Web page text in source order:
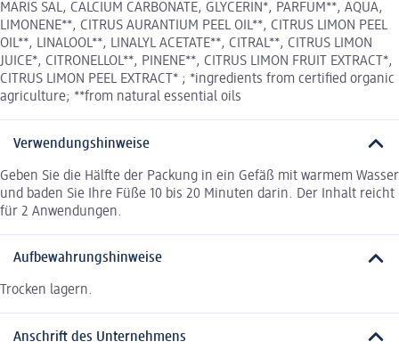
MARIS SAL, CALCIUM CARBONATE, GLYCERIN*, PARFUM**, AQUA,
LIMONENE**, CITRUS AURANTIUM PEEL OIL**, CITRUS LIMON PEEL
OIL**, LINALOOL**, LINALYL ACETATE**, CITRAL**, CITRUS LIMON
JUICE*, CITRONELLOL**, PINENE**, CITRUS LIMON FRUIT EXTRACT*,
CITRUS LIMON PEEL EXTRACT* ; *ingredients from certified organic
agriculture; **from natural essential oils
Verwendungshinweise
Geben Sie die Hälfte der Packung in ein Gefäß mit warmem Wasser
und baden Sie Ihre Füße 10 bis 20 Minuten darin. Der Inhalt reicht
für 2 Anwendungen.
Aufbewahrungshinweise
Trocken lagern.
Anschrift des Unternehmens